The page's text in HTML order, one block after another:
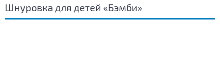
Шнуровка для детей «Бэмби»